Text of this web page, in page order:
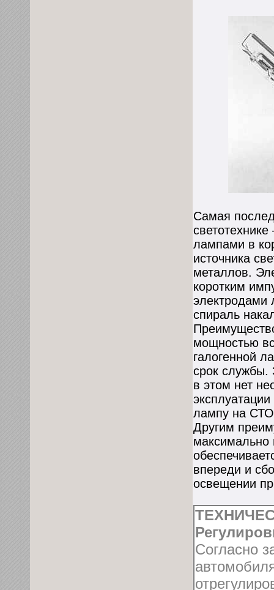
Самая
лампами в
источника
металлов.
коротким
электродами
спираль
мощностью
галогенной
срок службы.
в этом нет
лампу на
Другим
максимально
впереди и
освещении
Согласно